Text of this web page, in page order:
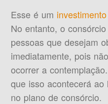
Esse é um investimento
No entanto, o
pessoas que desejam
imediatamente, pois
ocorrer a
que isso acontecerá
no plano de consórcio.